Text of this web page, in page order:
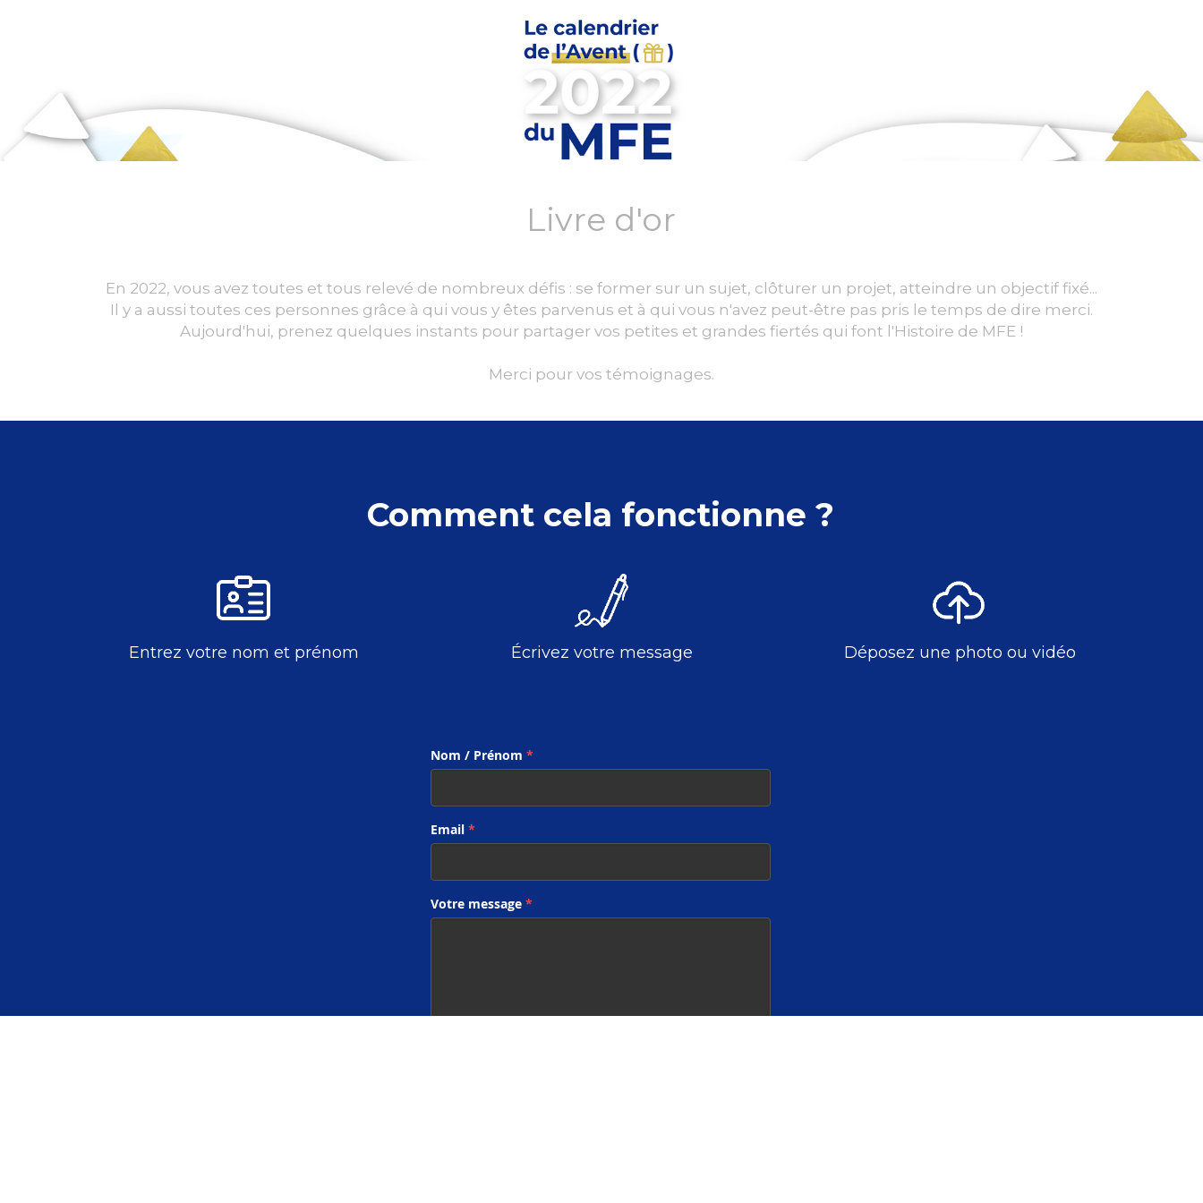
Livre d'or
En 2022, vous avez toutes et tous relevé de nombreux défis : se former sur un sujet, clôturer un projet, atteindre un objectif fixé...
Il y a aussi toutes ces personnes grâce à qui vous y êtes parvenus et à qui vous n'avez peut-être pas pris le temps de dire merci.
Aujourd'hui, prenez quelques instants pour partager vos petites et grandes fiertés qui font l'Histoire de MFE !
Merci pour vos témoignages.
Comment cela fonctionne ?
Entrez votre nom et prénom Écrivez votre message Déposez une photo ou vidéo
Nom / Prénom *
Email *
Votre message *